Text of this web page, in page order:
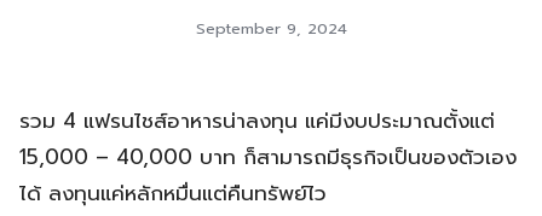
September 9, 2024
รวม 4 แฟรนไชส์อาหารน่าลงทุน แค่มีงบประมาณตั้งแต่
15,000 – 40,000 บาท ก็สามารถมีธุรกิจเป็นของตัวเอง
ได้ ลงทุนแค่หลักหมื่นแต่คืนทรัพย์ไว